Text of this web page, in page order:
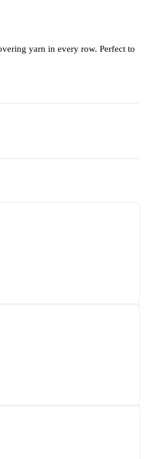
yarn in every row. Perfect to